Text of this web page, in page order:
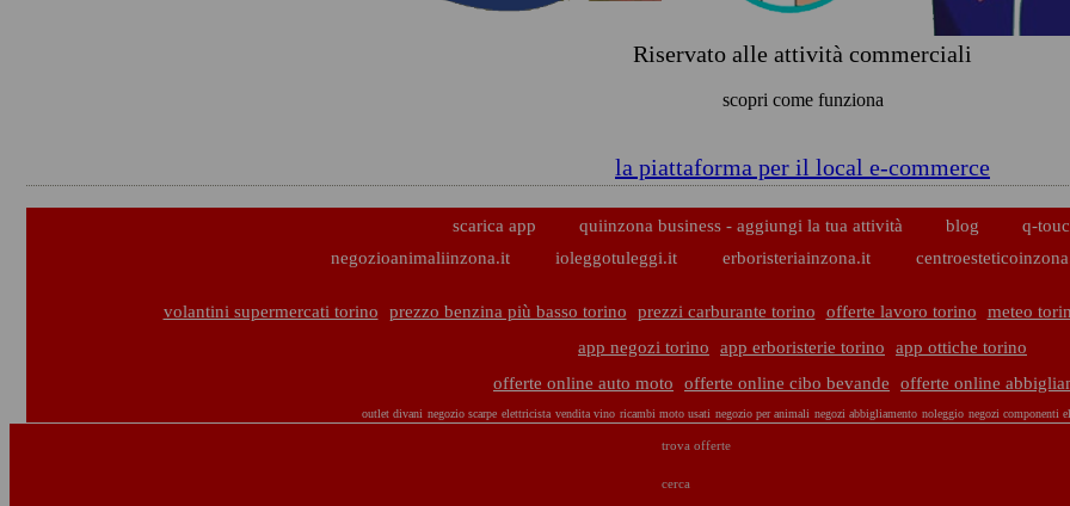
Riservato alle attività commerciali
scopri come funziona
la piattaforma per il local e-commerce
scarica app quiinzona business - aggiungi la tua attività blog
q-
negozioanimaliinzona.it
ioleggotuleggi.it erboristeriainzona.it
volantini supermercati torino prezzo benzina più basso torino prezzi carburante torino offerte lavoro torino meteo
app negozi torino
app erboristerie torino
app ottiche torino
offerte online auto moto
offerte online cibo bevande offerte online
outlet divani negozio scarpe elettricista vendita vino ricambi moto usati negozio per animali negozi abbigliamento noleggio negozi componenti
trova offerte
cerca